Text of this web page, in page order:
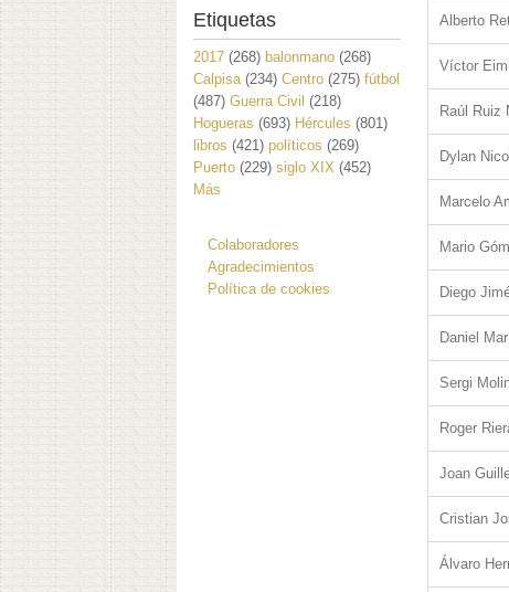
Alberto
Víctor
Raúl
Dylan
Marcelo
Mario
Diego
Daniel
Sergi
Roger
Joan
Cristian
Álvaro
Etiquetas
2017 (268) balonmano (268)
Calpisa (234) Centro (275) fútbol
(487) Guerra Civil (218)
Hogueras (693) Hércules (801)
libros (421) políticos (269)
Puerto (229) siglo XIX (452)
Más
Colaboradores
Agradecimientos
Política de cookies